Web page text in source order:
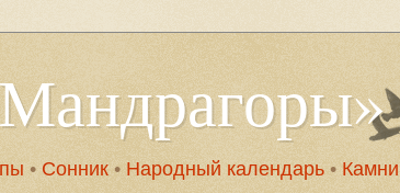
• Сонник • Народный календарь • Камни